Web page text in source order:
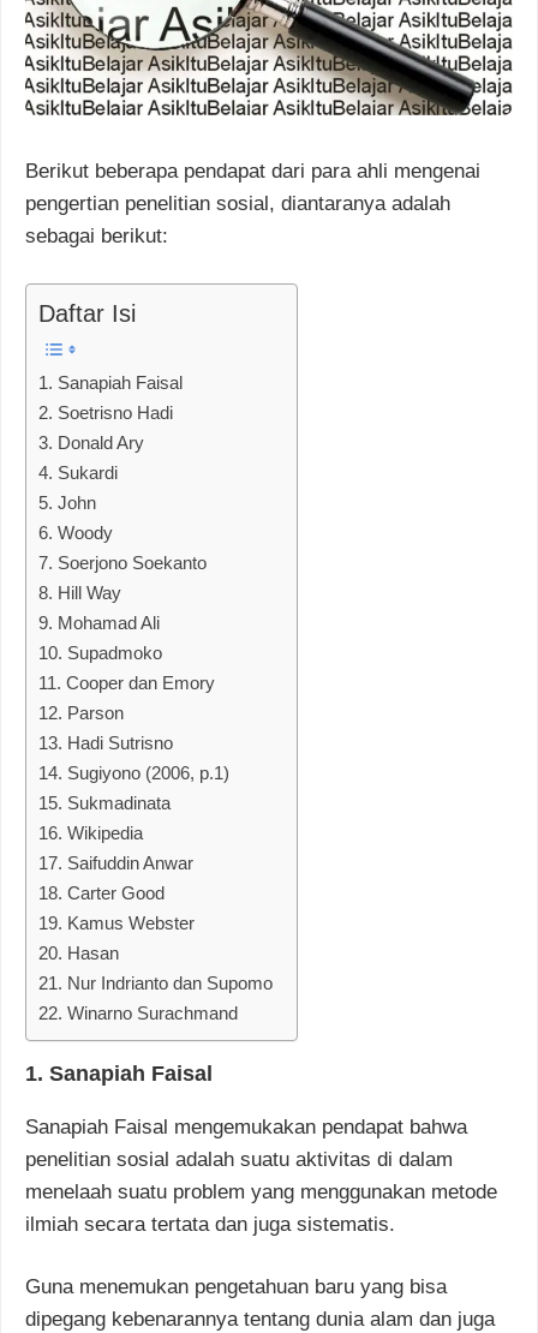
Berikut beberapa pendapat dari para ahli mengenai
pengertian penelitian sosial, diantaranya adalah
sebagai berikut:
Daftar Isi
1. Sanapiah Faisal
2. Soetrisno Hadi
3. Donald Ary
4. Sukardi
5. John
6. Woody
7. Soerjono Soekanto
8. Hill Way
9. Mohamad Ali
10. Supadmoko
11. Cooper dan Emory
12. Parson
13. Hadi Sutrisno
14. Sugiyono (2006, p.1)
15. Sukmadinata
16. Wikipedia
17. Saifuddin Anwar
18. Carter Good
19. Kamus Webster
20. Hasan
21. Nur Indrianto dan Supomo
22. Winarno Surachmand
1. Sanapiah Faisal
Sanapiah Faisal mengemukakan pendapat bahwa
penelitian sosial adalah suatu aktivitas di dalam
menelaah suatu problem yang menggunakan metode
ilmiah secara tertata dan juga sistematis.
Guna menemukan pengetahuan baru yang bisa
dipegang kebenarannya tentang dunia alam dan juga